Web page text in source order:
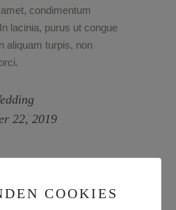
condimentum
lacinia, purus ut congue
aliquam turpis, non
22, 2019
COOKIES